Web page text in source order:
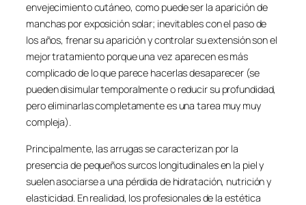
envejecimiento cutáneo, como puede ser la aparición de
manchas por exposición solar; inevitables con el paso de
los años, frenar su aparición y controlar su extensión son el
mejor tratamiento porque una vez aparecen es más
complicado de lo que parece hacerlas desaparecer (se
pueden disimular temporalmente o reducir su profundidad,
pero eliminarlas completamente es una tarea muy muy
compleja).
Principalmente, las arrugas se caracterizan por la
presencia de pequeños surcos longitudinales en la piel y
suelen asociarse a una pérdida de hidratación, nutrición y
elasticidad. En realidad, los profesionales de la estética